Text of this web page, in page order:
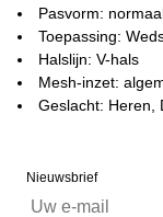
Pasvorm:
Toepassing:
Halslijn: V-hals
Mesh-inzet:
Geslacht: Heren,
Nieuwsbrief